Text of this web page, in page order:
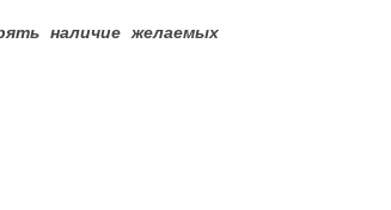
наличие желаемых